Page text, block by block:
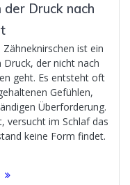
der Druck nach
ist ein
der nicht nach
geht. Es entsteht oft
Gefühlen,
Überforderung.
versucht im Schlaf das
keine Form findet.